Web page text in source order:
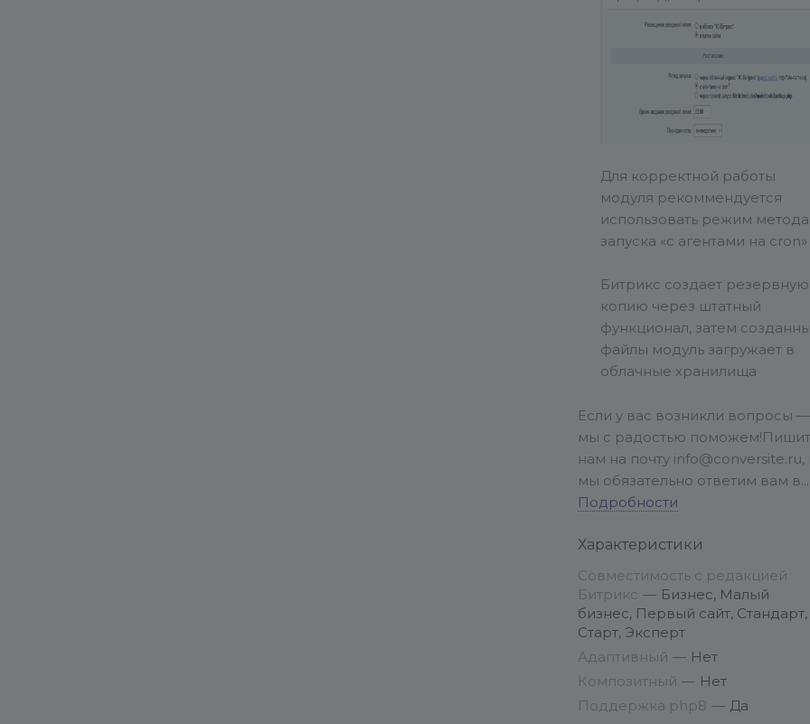
Для корректной работы
модуля рекоммендуется
использовать режим метода
запуска «с агентами на cron»
Битрикс создает резервную
копию через штатный
функционал, затем
файлы модуль загружает в
облачные хранилища
Если у вас возникли вопросы —
мы с радостью поможем!
нам на почту info@conversite.ru,
мы обязательно ответим вам в
ближайшее время.
Москве), и стараемся отвечать
максимально быстро.
праздники отдыхаем — чтобы
возвращаться с новыми
идеями для развития модуля =)
Подробности
Характеристики
Совместимость с редакцией
Битрикс — Бизнес, Малый
бизнес, Первый сайт, Стандарт,
Старт, Эксперт
Адаптивный — Нет
Композитный — Нет
Поддержка php8 — Да